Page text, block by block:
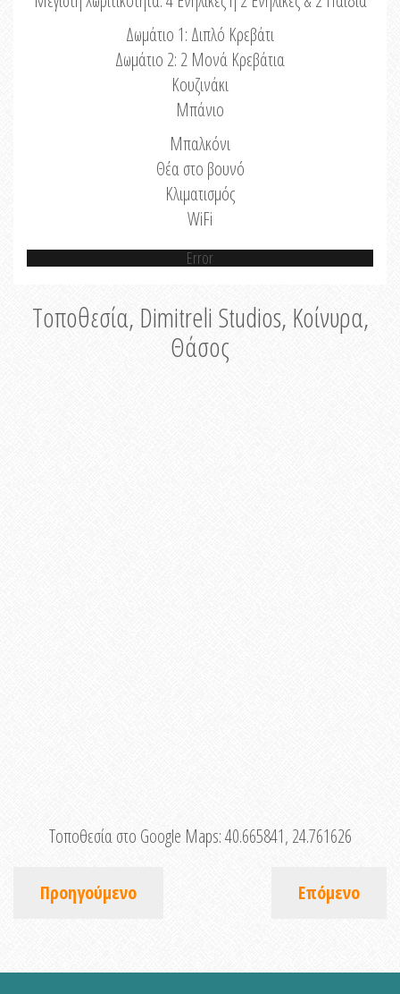
Δωμάτιο 1: Διπλό Κρεβάτι
Δωμάτιο 2: 2 Μονά Κρεβάτια
Κουζινάκι
Μπάνιο
Μπαλκόνι
Θέα στο βουνό
Κλιματισμός
WiFi
Error
Τοποθεσία, Dimitreli Studios, Κοίνυρα,
Θάσος
Τοποθεσία στο Google Maps:40.665841, 24.761626
Προηγούμενο Επόμενο